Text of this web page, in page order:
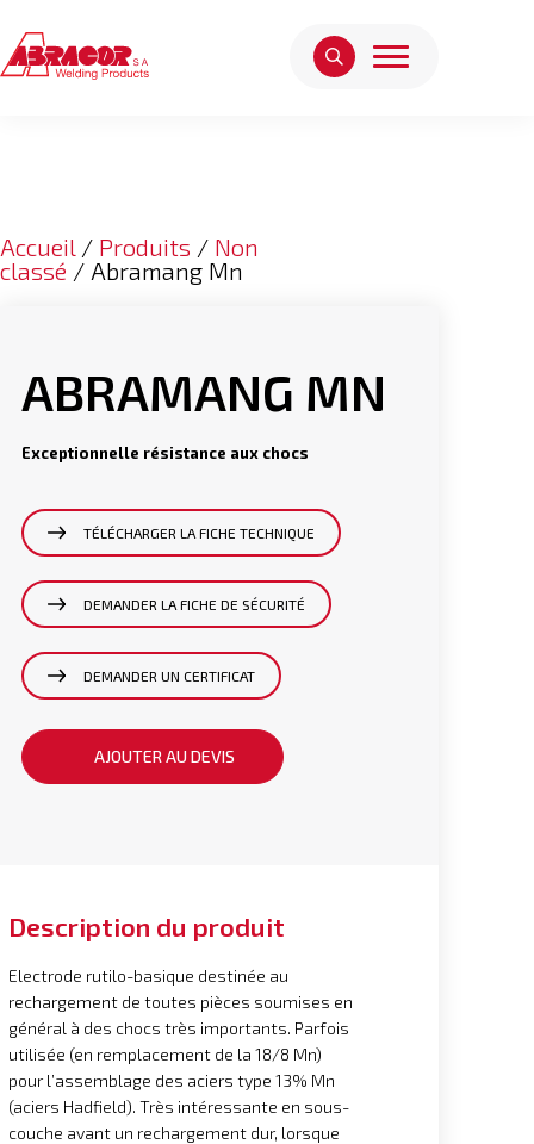
Accueil / Produits / Non
classé / Abramang Mn
ABRAMANG MN
Exceptionnelle résistance aux chocs
TÉLÉCHARGER LA FICHE TECHNIQUE
DEMANDER LA FICHE DE SÉCURITÉ
DEMANDER UN CERTIFICAT
AJOUTER AU DEVIS
Description du produit
Electrode rutilo-basique destinée au
rechargement de toutes pièces soumises en
général à des chocs très importants. Parfois
utilisée (en remplacement de la 18/8 Mn)
pour l’assemblage des aciers type 13% Mn
(aciers Hadfield). Très intéressante en sous-
couche avant un rechargement dur, lorsque